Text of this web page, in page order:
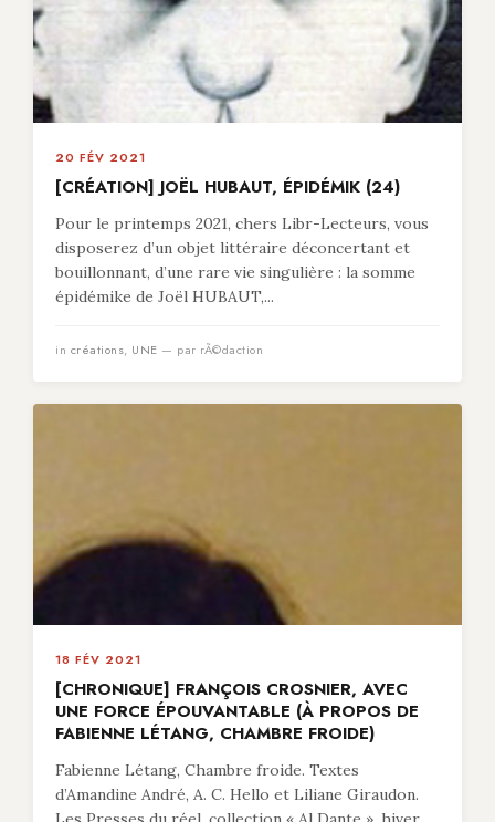
20 FÉV 2021
[CRÉATION] JOËL HUBAUT, ÉPIDÉMIK (24)
Pour le printemps 2021, chers Libr-Lecteurs, vous
disposerez d’un objet littéraire déconcertant et
bouillonnant, d’une rare vie singulière : la somme
épidémike de Joël HUBAUT,...
in créations, UNE — par rÃ©daction
18 FÉV 2021
[CHRONIQUE] FRANÇOIS CROSNIER, AVEC
UNE FORCE ÉPOUVANTABLE (À PROPOS DE
FABIENNE LÉTANG, CHAMBRE FROIDE)
Fabienne Létang, Chambre froide. Textes
d’Amandine André, A. C. Hello et Liliane Giraudon.